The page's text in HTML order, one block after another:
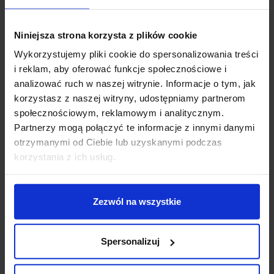
Niniejsza strona korzysta z plików cookie
Wykorzystujemy pliki cookie do spersonalizowania treści
i reklam, aby oferować funkcje społecznościowe i
analizować ruch w naszej witrynie. Informacje o tym, jak
korzystasz z naszej witryny, udostępniamy partnerom
społecznościowym, reklamowym i analitycznym.
Partnerzy mogą połączyć te informacje z innymi danymi
otrzymanymi od Ciebie lub uzyskanymi podczas
korzystania z ich usług.
Zezwól na wszystkie
Spersonalizuj
LUCES ADAN LE43215
lampa pojedyncza
wisząca LED
Zobacz szczegóły
LUCES ADAN LE43216
lampa stołowa LED 10W
Zobacz szczegóły
favorite_border favorite_border